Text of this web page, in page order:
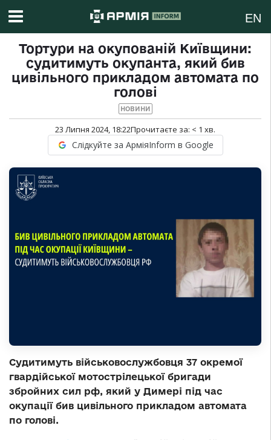
EN
Тортури на окупованій Київщини:
судитимуть ​​окупанта, який бив
цивільного прикладом автомата по
голові
НОВИНИ
23 Липня 2024, 18:22Прочитаєте за: < 1 хв.
Слідкуйте за АрміяInform в Google
Судитимуть військовослужбовця 37 окремої
гвардійської мотострілецької бригади
збройних сил рф, який у Димері під час
окупації бив цивільного прикладом автомата
по голові.